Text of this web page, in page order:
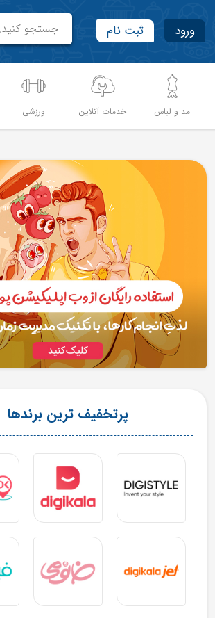
ورود ثبت نام
مد و لباس خدمات آنلاین ورزشی
پرتخفیف ترین برندها